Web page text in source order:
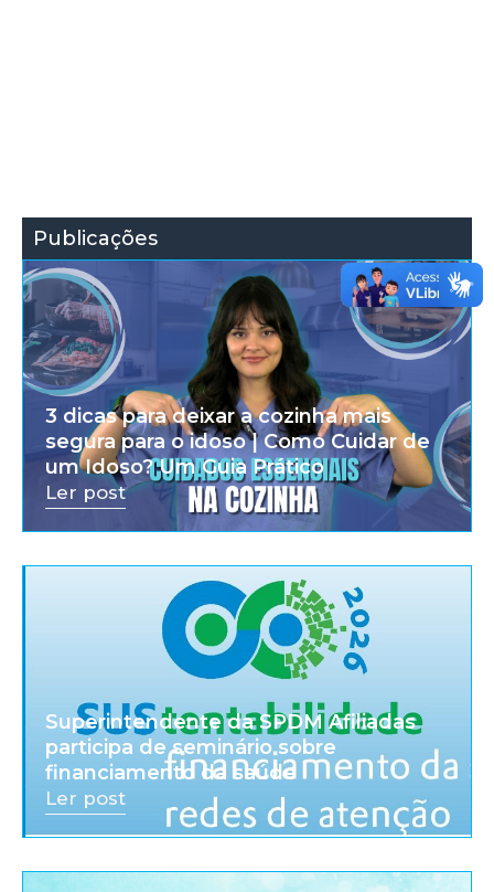
Publicações
3 dicas para deixar a cozinha mais
segura para o idoso | Como Cuidar de
um Idoso? Um Guia Prático
Ler post
Superintendente da SPDM Afiliadas
participa de seminário sobre
financiamento da saúde
Ler post